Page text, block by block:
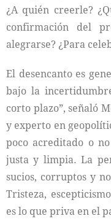
¿A quién creerle?
confirmación del
alegrarse? ¿Para
El desencanto es
bajo la
corto plazo”, señaló
y experto en
poco acreditado o
justa y limpia. La
sucios, corruptos y
Tristeza,
es lo que priva en el